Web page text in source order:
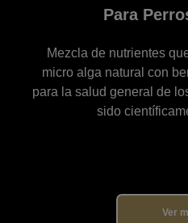
Para Perros
Formulada con
derivados de
proveen una fuente
cerebro en perros de